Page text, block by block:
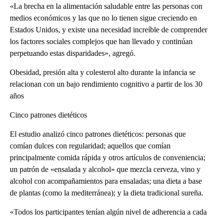
«La brecha en la alimentación saludable entre las personas con
medios económicos y las que no lo tienen sigue creciendo en
Estados Unidos, y existe una necesidad increíble de comprender
los factores sociales complejos que han llevado y continúan
perpetuando estas disparidades», agregó.
Obesidad, presión alta y colesterol alto durante la infancia se
relacionan con un bajo rendimiento cognitivo a partir de los 30
años
Cinco patrones dietéticos
El estudio analizó cinco patrones dietéticos: personas que
comían dulces con regularidad; aquellos que comían
principalmente comida rápida y otros artículos de conveniencia;
un patrón de «ensalada y alcohol» que mezcla cerveza, vino y
alcohol con acompañamientos para ensaladas; una dieta a base
de plantas (como la mediterránea); y la dieta tradicional sureña.
«Todos los participantes tenían algún nivel de adherencia a cada